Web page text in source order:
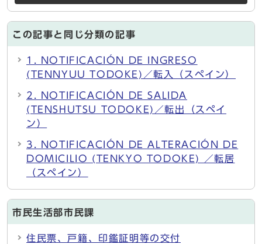
この記事と同じ分類の記事
1. NOTIFICACIÓN DE INGRESO
(TENNYUU TODOKE)／転入（スペイン）
2. NOTIFICACIÓN DE SALIDA
(TENSHUTSU TODOKE)／転出（スペイ
ン）
3. NOTIFICACIÓN DE ALTERACIÓN DE
DOMICILIO (TENKYO TODOKE) ／転居
（スペイン）
市民生活部市民課
住民票、戸籍、印鑑証明等の交付